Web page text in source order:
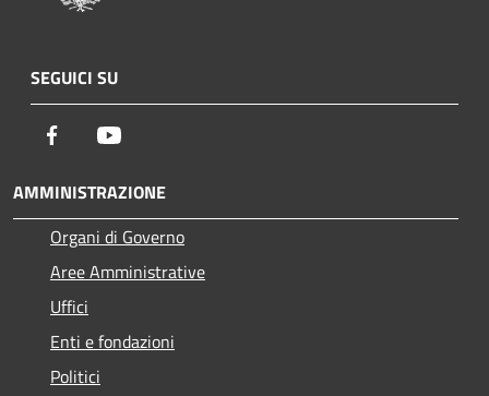
SEGUICI SU
Facebook
AMMINISTRAZIONE
Organi di Governo
Aree Amministrative
Uffici
Enti e fondazioni
Politici